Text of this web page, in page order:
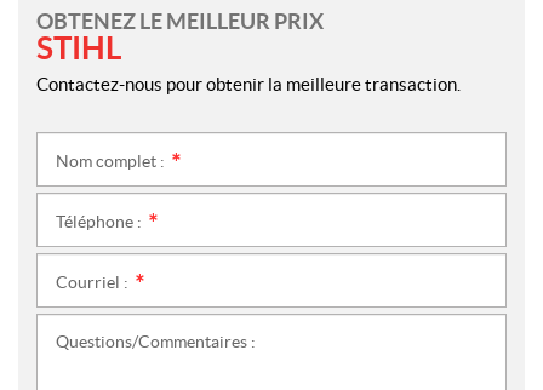
OBTENEZ LE MEILLEUR PRIX
STIHL
Contactez-nous pour obtenir la meilleure transaction.
Nom complet :
Téléphone :
Courriel :
Questions/Commentaires :